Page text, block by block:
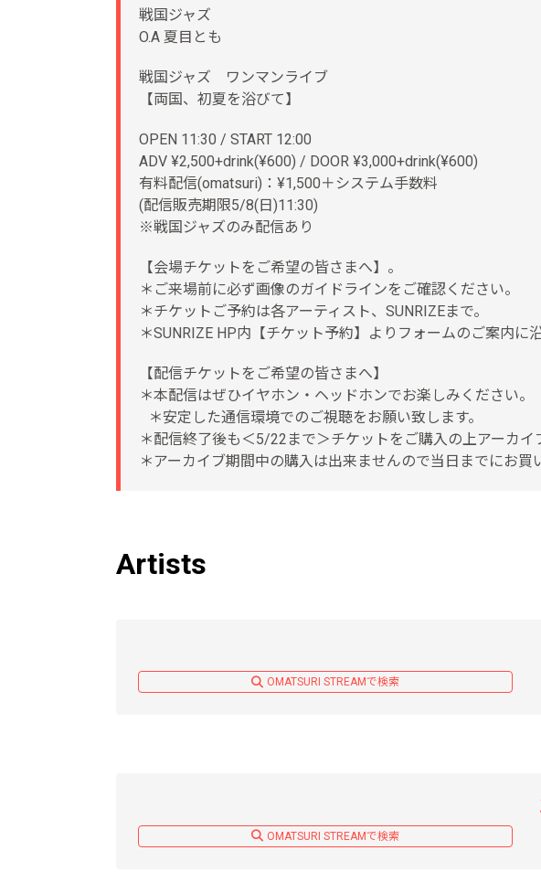
戦国ジャズ
O.A 夏目とも
戦国ジャズ ワンマンライブ
【両国、初夏を浴びて】
OPEN 11:30 / START 12:00
ADV ¥2,500+drink(¥600) / DOOR ¥3,000+drink(¥600)
有料配信(omatsuri)：¥1,500＋システム手数料
(配信販売期限5/8(日)11:30)
※戦国ジャズのみ配信あり
【会場チケットをご希望の皆さまへ】。
＊ご来場前に必ず画像のガイドラインをご確認ください。
＊チケットご予約は各アーティスト、SUNRIZEまで。
＊SUNRIZE HP内【チケット予約】よりフォームのご案内に
【配信チケットをご希望の皆さまへ】
＊本配信はぜひイヤホン・ヘッドホンでお楽しみください。
＊安定した通信環境でのご視聴をお願い致します。
＊配信終了後も＜5/22まで＞チケットをご購入の上アーカイ
＊アーカイブ期間中の購入は出来ませんので当日までにお買
Artists
OMATSURI STREAMで検索
OMATSURI STREAMで検索